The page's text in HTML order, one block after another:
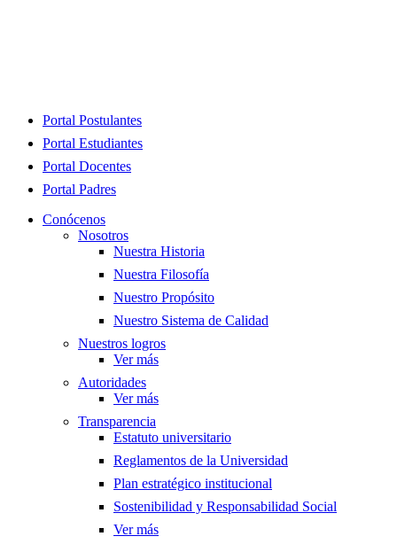
Close
Portal Postulantes
Portal Estudiantes
Portal Docentes
Portal Padres
Conócenos
Nosotros
Nuestra Historia
Nuestra Filosofía
Nuestro Propósito
Nuestro Sistema de Calidad
Nuestros logros
Ver más
Autoridades
Ver más
Transparencia
Estatuto universitario
Reglamentos de la Universidad
Plan estratégico institucional
Sostenibilidad y Responsabilidad Social
Ver más